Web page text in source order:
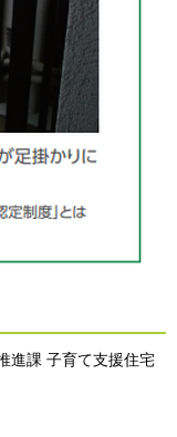
進課 子育て支援住宅